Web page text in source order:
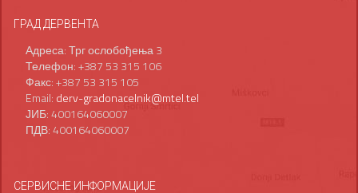
ГРАД ДЕРВЕНТА
Адреса: Трг ослобођења 3
Телефон: +387 53 315 106
Факс: +387 53 315 105
Email: derv-gradonacelnik@mtel.tel
ЈИБ: 400164060007
ПДВ: 400164060007
СЕРВИСНЕ ИНФОРМАЦИЈЕ